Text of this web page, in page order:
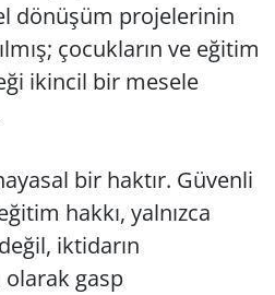
dönüşüm projelerinin
çocukların ve eğitim
ikincil bir mesele
bir haktır. Güvenli
hakkı, yalnızca
iktidarın
gasp